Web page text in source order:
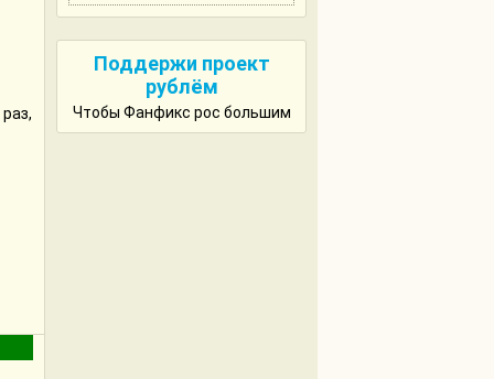
Поддержи проект
рублём
Чтобы Фанфикс рос большим